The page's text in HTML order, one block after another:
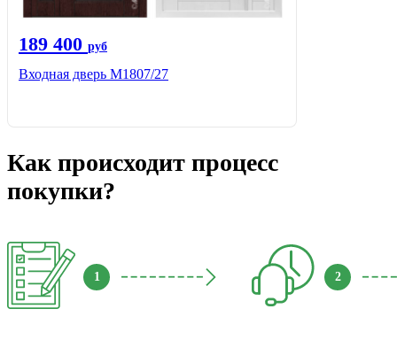
189 400 руб
Входная дверь М1807/27
Как происходит процесс
покупки?
1 2